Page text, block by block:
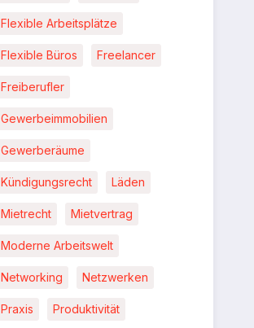
Flexible Arbeitsplätze
Flexible Büros Freelancer
Freiberufler
Gewerbeimmobilien
Gewerberäume
Kündigungsrecht Läden
Mietrecht Mietvertrag
Moderne Arbeitswelt
Networking Netzwerken
Praxis Produktivität